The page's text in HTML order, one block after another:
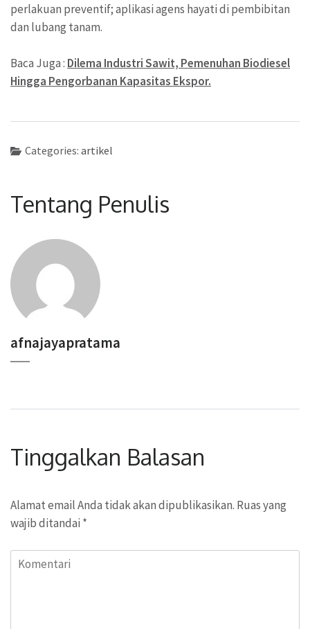
perlakuan preventif; aplikasi agens hayati di pembibitan
dan lubang tanam.
Baca Juga : Dilema Industri Sawit, Pemenuhan Biodiesel
Hingga Pengorbanan Kapasitas Ekspor.
Categories: artikel
Tentang Penulis
afnajayapratama
Tinggalkan Balasan
Alamat email Anda tidak akan dipublikasikan. Ruas yang
wajib ditandai *
Komentari